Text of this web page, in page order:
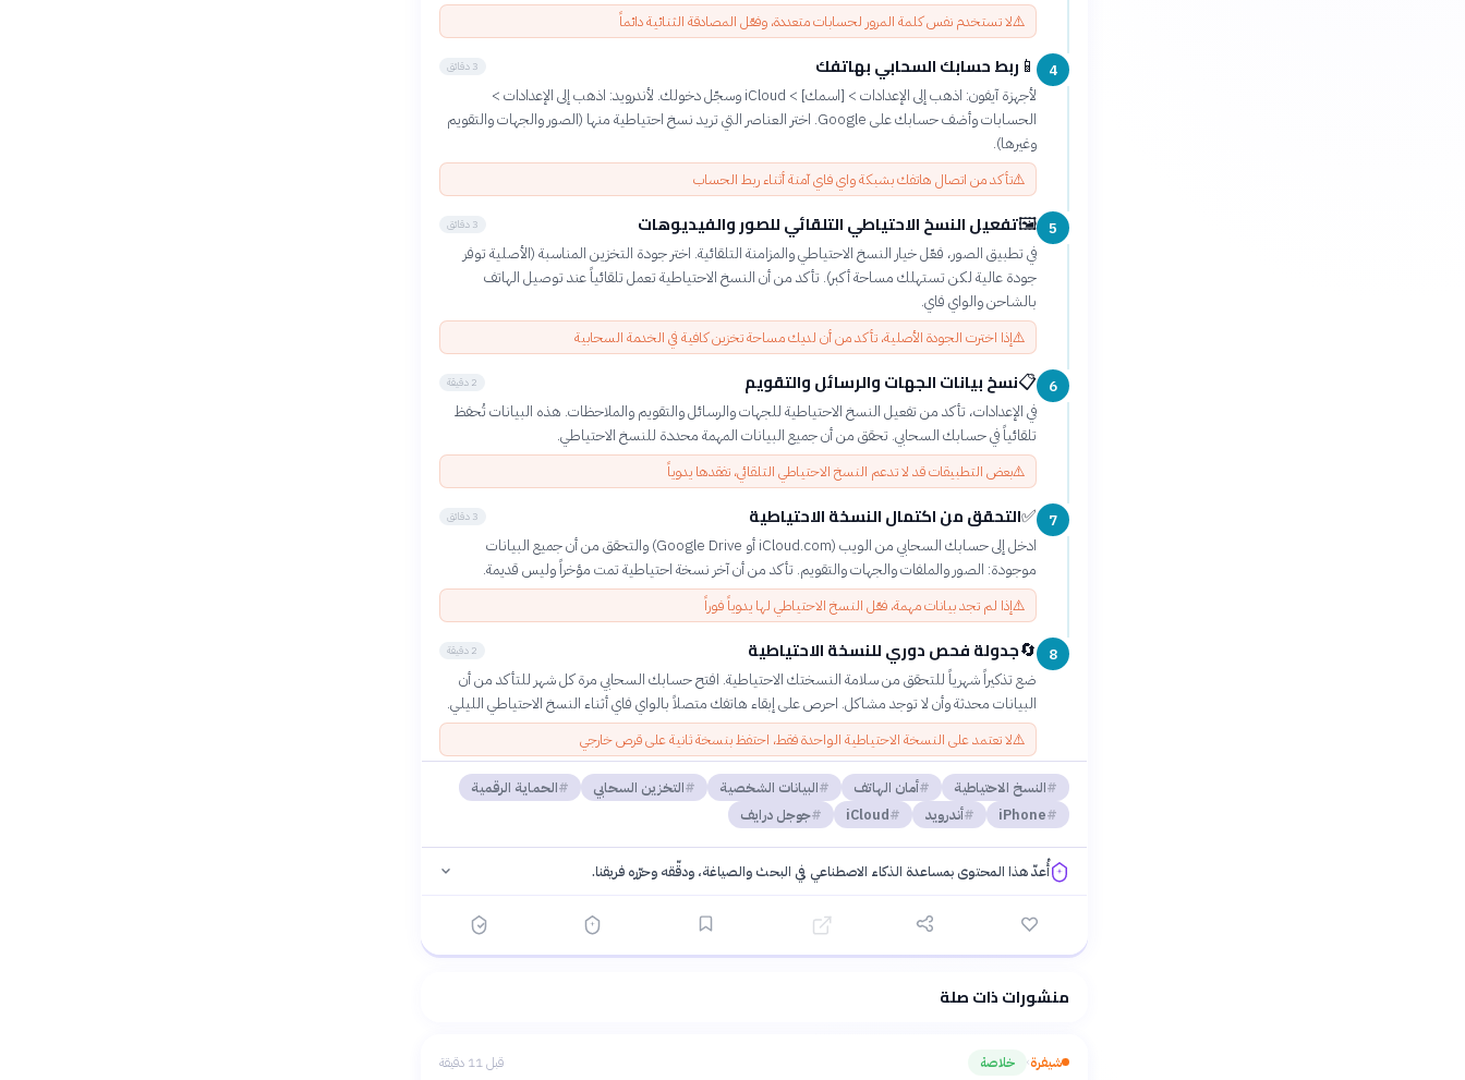
⚠️لا تستخدم نفس كلمة المرور لحسابات متعددة، وفعّل المصادقة الثنائية دائماً
4
📱 ربط حسابك السحابي بهاتفك 3 دقائق
لأجهزة آيفون: اذهب إلى الإعدادات > [اسمك] > iCloud وسجّل دخولك. لأندرويد: اذهب إلى الإعدادات >
الحسابات وأضف حسابك على Google. اختر العناصر التي تريد نسخ احتياطية منها (الصور والجهات والتقويم
وغيرها).
⚠️تأكد من اتصال هاتفك بشبكة واي فاي آمنة أثناء ربط الحساب
5
🖼️تفعيل النسخ الاحتياطي التلقائي للصور والفيديوهات 3 دقائق
في تطبيق الصور، فعّل خيار النسخ الاحتياطي والمزامنة التلقائية. اختر جودة التخزين المناسبة (الأصلية توفر
جودة عالية لكن تستهلك مساحة أكبر). تأكد من أن النسخ الاحتياطية تعمل تلقائياً عند توصيل الهاتف
بالشاحن والواي فاي.
⚠️إذا اخترت الجودة الأصلية، تأكد من أن لديك مساحة تخزين كافية في الخدمة السحابية
6
📋نسخ بيانات الجهات والرسائل والتقويم 2 دقيقة
في الإعدادات، تأكد من تفعيل النسخ الاحتياطية للجهات والرسائل والتقويم والملاحظات. هذه البيانات تُحفظ
تلقائياً في حسابك السحابي. تحقق من أن جميع البيانات المهمة محددة للنسخ الاحتياطي.
⚠️بعض التطبيقات قد لا تدعم النسخ الاحتياطي التلقائي، تفقدها يدوياً
7
✅التحقق من اكتمال النسخة الاحتياطية 3 دقائق
ادخل إلى حسابك السحابي من الويب (iCloud.com أو Google Drive) والتحقق من أن جميع البيانات
موجودة: الصور والملفات والجهات والتقويم. تأكد من أن آخر نسخة احتياطية تمت مؤخراً وليس قديمة.
⚠️إذا لم تجد بيانات مهمة، فعّل النسخ الاحتياطي لها يدوياً فوراً
8
🔄جدولة فحص دوري للنسخة الاحتياطية 2 دقيقة
ضع تذكيراً شهرياً للتحقق من سلامة النسختك الاحتياطية. افتح حسابك السحابي مرة كل شهر للتأكد من أن
البيانات محدثة وأن لا توجد مشاكل. احرص على إبقاء هاتفك متصلاً بالواي فاي أثناء النسخ الاحتياطي الليلي.
⚠️لا تعتمد على النسخة الاحتياطية الواحدة فقط، احتفظ بنسخة ثانية على قرص خارجي
النسخ الاحتياطية أمان الهاتف البيانات الشخصية التخزين السحابي
الحماية الرقمية
iPhone
أندرويد iCloud جوجل درايف
أُعدّ هذا المحتوى بمساعدة الذكاء الاصطناعي في البحث والصياغة، ودقّقه وحرّره فريقنا.
منشورات ذات صلة
شيفرة› خلاصة قبل 11 دقيقة